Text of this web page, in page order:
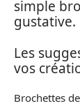
simple
gustative.
Les
vos
Brochettes